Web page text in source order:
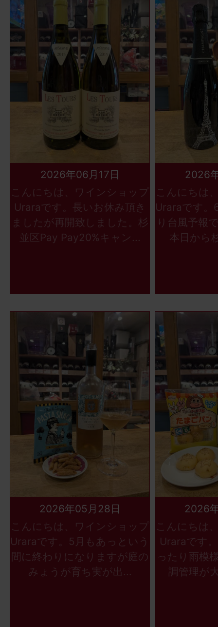
2026年06月17日
こんにちは、ワインショップ
Uraraです。長いお休み頂き
ましたが再開致しました。杉
並区Pay Pay20%キャン...
2026
こんにちは
Uraraです。
り台風予報
本日から
2026年05月28日
こんにちは、ワインショップ
Uraraです。5月もあっという
間に終わりになりますが庭の
みょうが育ち実が出...
2026
こんにちは
Uraraです
ったり雨模
調管理が